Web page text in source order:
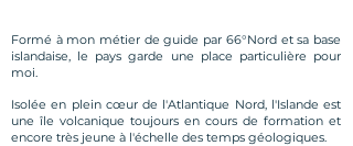
Formé à mon métier de guide par 66°Nord et sa base
islandaise, le pays garde une place particulière pour
moi.
Isolée en plein cœur de l'Atlantique Nord, l'Islande est
une île volcanique toujours en cours de formation et
encore très jeune à l'échelle des temps géologiques.